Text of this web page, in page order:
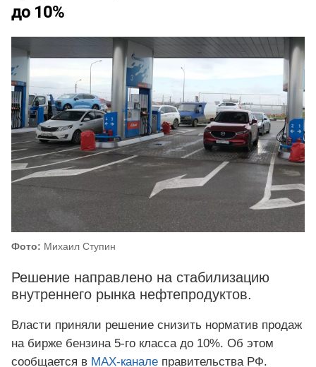
до 10%
Фото: Михаил Ступин
Решение направлено на стабилизацию
внутреннего рынка нефтепродуктов.
Власти приняли решение снизить норматив продаж
на бирже бензина 5-го класса до 10%. Об этом
сообщается в MAX-канале правительства РФ.